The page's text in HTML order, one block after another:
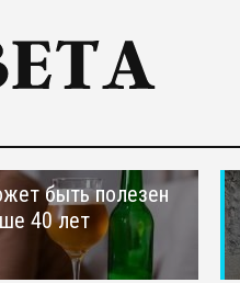
быть полезен
40 лет